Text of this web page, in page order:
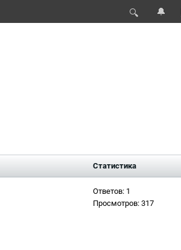
🔍 🔔
Статистика
Ответов: 1
Просмотров: 317